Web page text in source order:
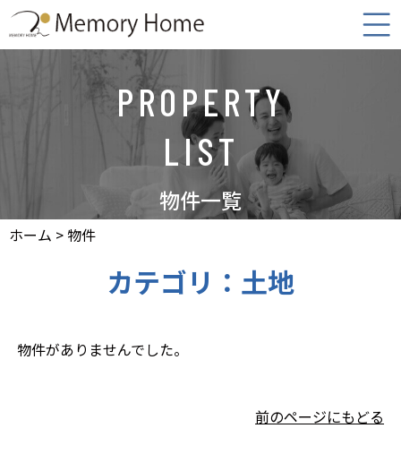
-->
PROPERTY
LIST
物件一覧
ホーム > 物件
カテゴリ：土地
物件がありませんでした。
前のページにもどる